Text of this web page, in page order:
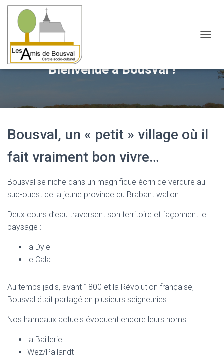
Bienvenue à Bousval !
Bousval, un « petit » village où il
fait vraiment bon vivre…
Bousval se niche dans un magnifique écrin de verdure au
sud-ouest de la jeune province du Brabant wallon.
Deux cours d’eau traversent son territoire et façonnent le
paysage :
la Dyle
le Cala
Au temps jadis, avant 1800 et la Révolution française,
Bousval était partagé en plusieurs seigneuries.
Nos hameaux actuels évoquent encore leurs noms :
la Baillerie
Wez/Pallandt